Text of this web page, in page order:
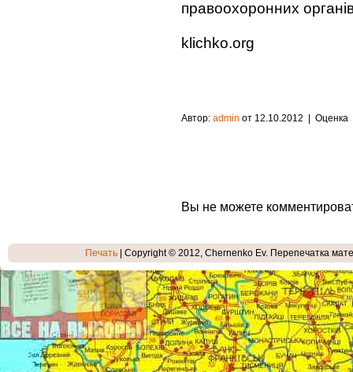
правоохоронних
klichko.org
Автор: admin от 12.10.2012 | Оценка
Вы не можете
Печать | Copyright © 2012, Chernenko Ev. Перепечатка